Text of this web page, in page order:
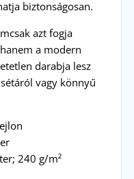
biztonságosan.
azt fogja
a modern
darabja lesz
vagy könnyű
240 g/m²